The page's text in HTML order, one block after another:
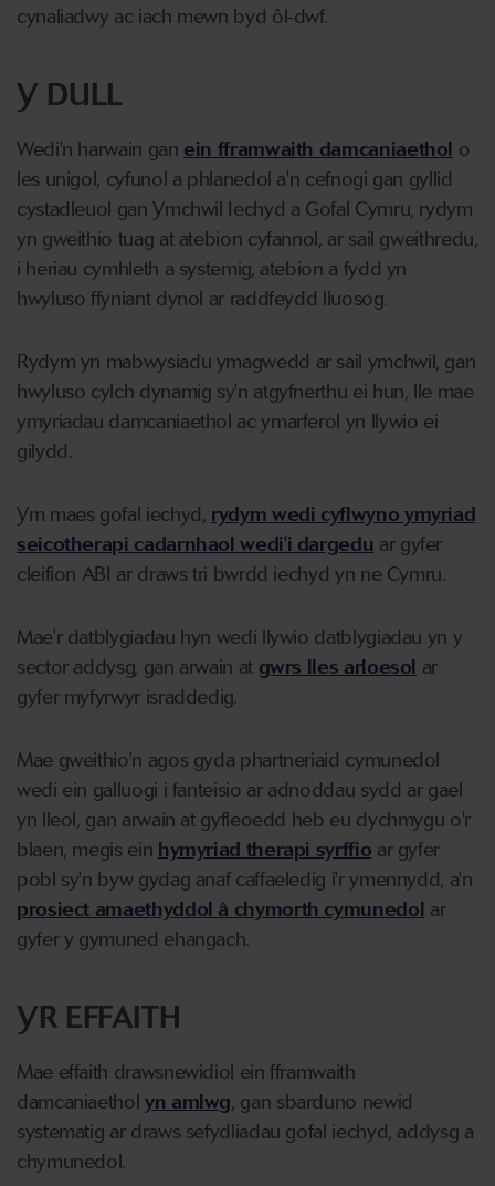
cynaliadwy ac iach mewn byd ôl-dwf.
Y DULL
Wedi'n harwain gan ein fframwaith damcaniaethol o
les unigol, cyfunol a phlanedol a'n cefnogi gan gyllid
cystadleuol gan Ymchwil Iechyd a Gofal Cymru, rydym
yn gweithio tuag at atebion cyfannol, ar sail gweithredu,
i heriau cymhleth a systemig, atebion a fydd yn
hwyluso ffyniant dynol ar raddfeydd lluosog.
Rydym yn mabwysiadu ymagwedd ar sail ymchwil, gan
hwyluso cylch dynamig sy'n atgyfnerthu ei hun, lle mae
ymyriadau damcaniaethol ac ymarferol yn llywio ei
gilydd.
Ym maes gofal iechyd, rydym wedi cyflwyno ymyriad
seicotherapi cadarnhaol wedi'i dargedu ar gyfer
cleifion ABI ar draws tri bwrdd iechyd yn ne Cymru.
Mae'r datblygiadau hyn wedi llywio datblygiadau yn y
sector addysg, gan arwain at gwrs lles arloesol ar
gyfer myfyrwyr israddedig.
Mae gweithio'n agos gyda phartneriaid cymunedol
wedi ein galluogi i fanteisio ar adnoddau sydd ar gael
yn lleol, gan arwain at gyfleoedd heb eu dychmygu o'r
blaen, megis ein hymyriad therapi syrffio ar gyfer
pobl sy'n byw gydag anaf caffaeledig i'r ymennydd, a'n
prosiect amaethyddol â chymorth cymunedol ar
gyfer y gymuned ehangach.
YR EFFAITH
Mae effaith drawsnewidiol ein fframwaith
damcaniaethol yn amlwg, gan sbarduno newid
systematig ar draws sefydliadau gofal iechyd, addysg a
chymunedol.